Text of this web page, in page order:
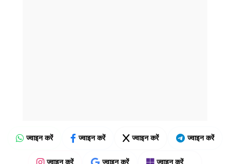
ज्वाइन करें ज्वाइन करें ज्वाइन करें ज्वाइन करें
ज्वाइन करें ज्वाइन करें ज्वाइन करें